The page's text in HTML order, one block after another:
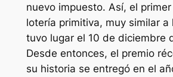
nuevo impuesto. Así, el
lotería primitiva, muy similar a
tuvo lugar el 10 de diciembre
Desde entonces, el premio
su historia se entregó en el